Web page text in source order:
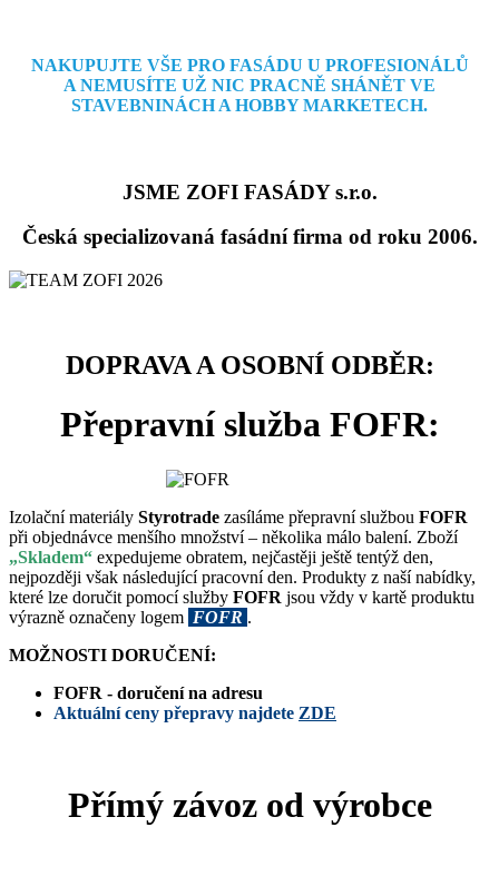
NAKUPUJTE VŠE PRO FASÁDU U PROFESIONÁLŮ
A NEMUSÍTE UŽ NIC PRACNĚ SHÁNĚT VE
STAVEBNINÁCH A HOBBY MARKETECH.
JSME ZOFI FASÁDY s.r.o.
Česká specializovaná fasádní firma od roku 2006.
DOPRAVA A OSOBNÍ ODBĚR:
Přepravní služba FOFR:
Izolační materiály Styrotrade zasíláme přepravní službou FOFR
při objednávce menšího množství – několika málo balení. Zboží
„Skladem“ expedujeme obratem, nejčastěji ještě tentýž den,
nejpozději však následující pracovní den. Produkty z naší nabídky,
které lze doručit pomocí služby FOFR jsou vždy v kartě produktu
výrazně označeny logem FOFR .
MOŽNOSTI DORUČENÍ:
FOFR - doručení na adresu
Aktuální ceny přepravy najdete ZDE
Přímý závoz od výrobce